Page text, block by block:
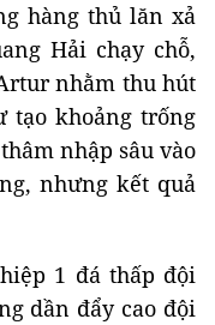
hàng thủ lăn xả
Hải chạy chỗ,
nhằm thu hút
tạo khoảng trống
nhập sâu vào
nhưng kết quả
1 đá thấp đội
dần đẩy cao đội